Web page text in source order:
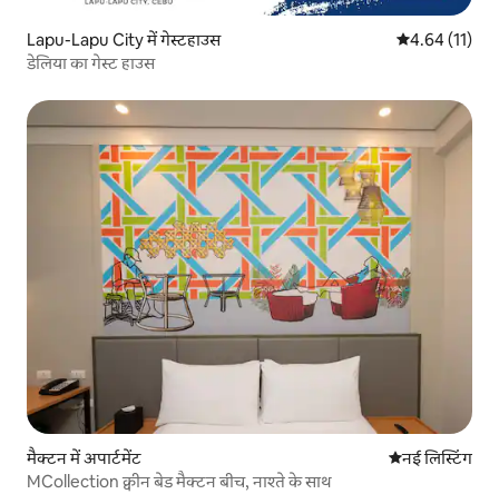
Lapu-Lapu City में गेस्टहाउस औसत रेटिंग 5 में
4.64 (11)
डेलिया का गेस्ट हाउस
मैक्टन में अपार्टमेंट ठहरने की नई
नई लिस्टिंग
MCollection क्वीन बेड मैक्टन बीच, नाश्ते के साथ